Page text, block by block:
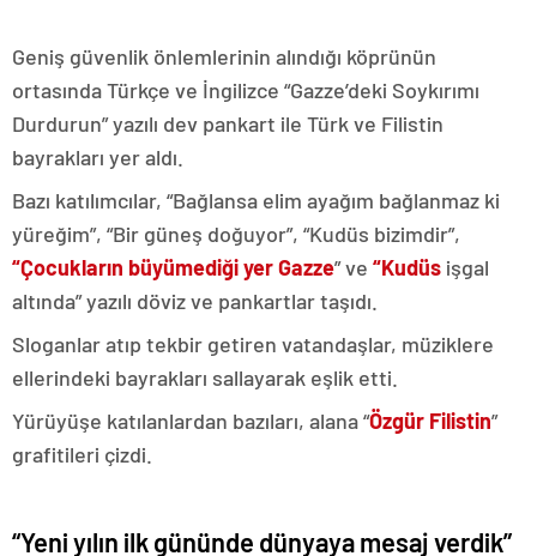
Geniş güvenlik önlemlerinin alındığı köprünün
ortasında Türkçe ve İngilizce “Gazze’deki Soykırımı
Durdurun” yazılı dev pankart ile Türk ve Filistin
bayrakları yer aldı.
Bazı katılımcılar, “Bağlansa elim ayağım bağlanmaz ki
yüreğim”, “Bir güneş doğuyor”, “Kudüs bizimdir”,
“Çocukların büyümediği yer Gazze” ve “Kudüs işgal
altında” yazılı döviz ve pankartlar taşıdı.
Sloganlar atıp tekbir getiren vatandaşlar, müziklere
ellerindeki bayrakları sallayarak eşlik etti.
Yürüyüşe katılanlardan bazıları, alana “Özgür Filistin”
grafitileri çizdi.
“Yeni yılın ilk gününde dünyaya mesaj verdik”